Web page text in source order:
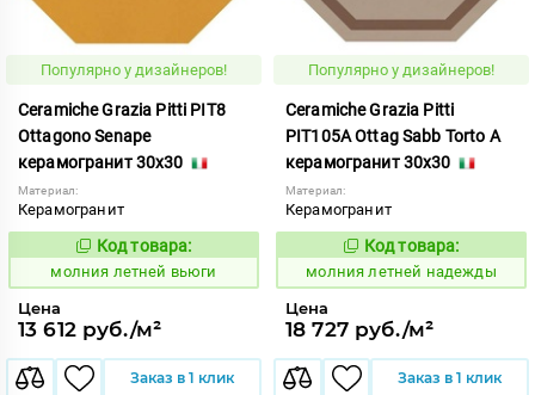
Популярно у дизайнеров!
Ceramiche Grazia Pitti PIT8
Ottagono Senape
керамогранит 30x30
Материал:
Керамогранит
1005889
Код товара:
молния летней вьюги
Цена
13 612 руб./м²
Заказ в 1 клик
Популярно у дизайнеров!
Ceramiche Grazia Pitti
PIT105A Ottag Sabb Torto A
керамогранит 30x30
Материал:
Керамогранит
1005932
Код товара:
молния летней надежды
Цена
18 727 руб./м²
Заказ в 1 клик